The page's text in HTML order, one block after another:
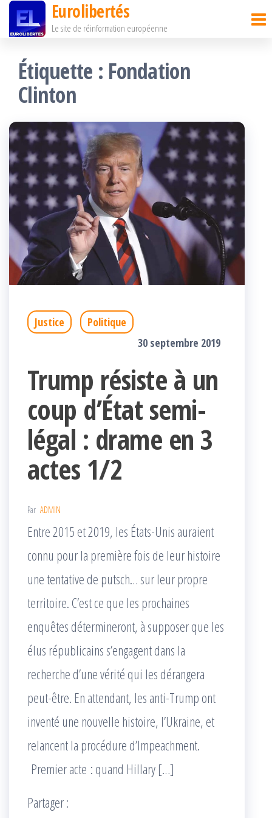
Passer
contenu
Eurolibertés
Le site de réinformation européenne
Étiquette : Fondation
Clinton
Justice
Politique
30 septembre 2019
Trump résiste à un
coup d’État semi-
légal : drame en 3
actes 1/2
Par ADMIN
Entre 2015 et 2019, les États-Unis auraient
connu pour la première fois de leur histoire
une tentative de putsch… sur leur propre
territoire. C’est ce que les prochaines
enquêtes détermineront, à supposer que les
élus républicains s’engagent dans la
recherche d’une vérité qui les dérangera
peut-être. En attendant, les anti-Trump ont
inventé une nouvelle histoire, l’Ukraine, et
relancent la procédure d’Impeachment.
Premier acte : quand Hillary […]
Partager :